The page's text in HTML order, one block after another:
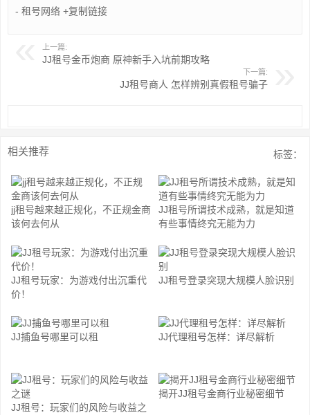
- 租号网络 +复制链接
上一篇:
JJ租号金币炮商 原神新手入坑前期攻略
下一篇:
JJ租号商人 怎样辨别真假租号骗子
相关推荐 标签：
jj租号越来越正规化，不正规金商
该何去何从
JJ租号所谓技术成熟，就是知道
有些事情终究无能为力
JJ租号玩家：为游戏付出沉重代
价！
JJ租号登录突现大规模人脸识别
JJ捕鱼号哪里可以租 JJ代理租号怎样：详尽解析
JJ租号：玩家们的风险与收益之
揭开JJ租号金商行业秘密细节